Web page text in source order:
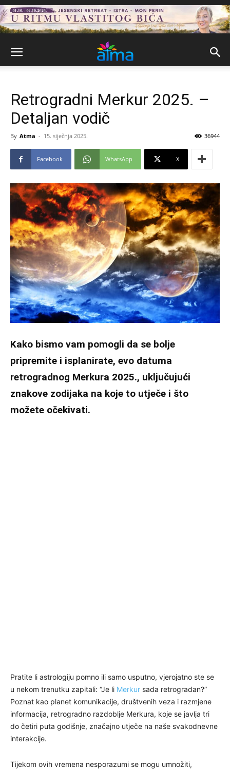
Retrogradni Merkur 2025. –
Detaljan vodič
By Atma - 15. siječnja 2025. 36944
Facebook WhatsApp X
Kako bismo vam pomogli da se bolje
pripremite i isplanirate, evo datuma
retrogradnog Merkura 2025., uključujući
znakove zodijaka na koje to utječe i što
možete očekivati.
Pratite li astrologiju pomno ili samo usputno, vjerojatno ste se
u nekom trenutku zapitali: “Je li Merkur sada retrogradan?”
Poznat kao planet komunikacije, društvenih veza i razmjene
informacija, retrogradno razdoblje Merkura, koje se javlja tri
do četiri puta godišnje, značajno utječe na naše svakodnevne
interakcije.
Tijekom ovih vremena nesporazumi se mogu umnožiti,